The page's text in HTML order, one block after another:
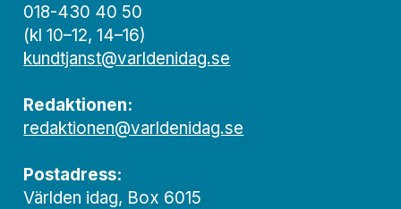
018-430 40 50
(kl 10–12, 14–16)
kundtjanst@varldenidag.se
Redaktionen:
redaktionen@varldenidag.se
Postadress:
Världen idag, Box 6015